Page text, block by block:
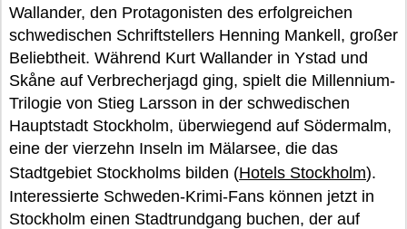
Wallander, den Protagonisten des erfolgreichen
schwedischen Schriftstellers Henning Mankell, großer
Beliebtheit. Während Kurt Wallander in Ystad und
Skåne auf Verbrecherjagd ging, spielt die Millennium-
Trilogie von Stieg Larsson in der schwedischen
Hauptstadt Stockholm, überwiegend auf Södermalm,
eine der vierzehn Inseln im Mälarsee, die das
Stadtgebiet Stockholms bilden (Hotels Stockholm).
Interessierte Schweden-Krimi-Fans können jetzt in
Stockholm einen Stadtrundgang buchen, der auf